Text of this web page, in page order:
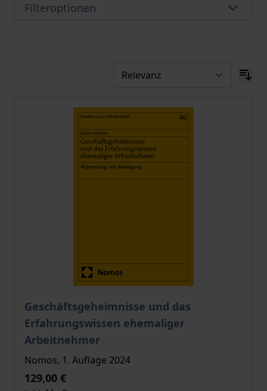
Filteroptionen
Geschäftsgeheimnisse und das
Erfahrungswissen ehemaliger
Arbeitnehmer
Der Preis dieses Titels richtet sich nach der
Nomos, 1. Auflage 2024
129,00 €